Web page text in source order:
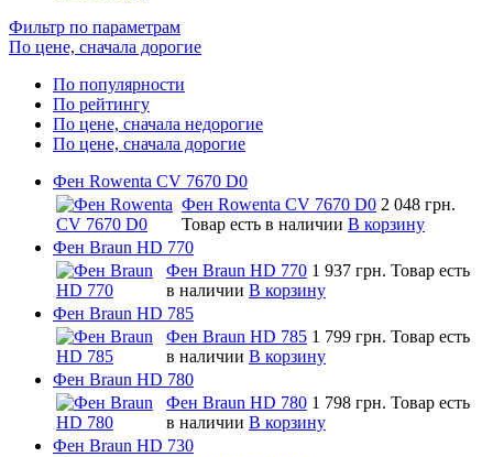
Фильтр по параметрам
По цене, сначала дорогие
По популярности
По рейтингу
По цене, сначала недорогие
По цене, сначала дорогие
Фен Rowenta CV 7670 D0
Фен Rowenta CV 7670 D0 2 048 грн.
Товар есть в наличии В корзину
Фен Braun HD 770
Фен Braun HD 770 1 937 грн. Товар есть
в наличии В корзину
Фен Braun HD 785
Фен Braun HD 785 1 799 грн. Товар есть
в наличии В корзину
Фен Braun HD 780
Фен Braun HD 780 1 798 грн. Товар есть
в наличии В корзину
Фен Braun HD 730